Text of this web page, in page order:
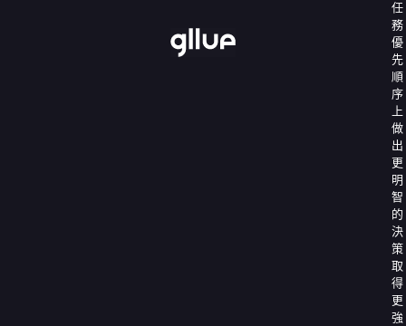
任
務
優
先
順
序
上
做
出
更
明
智
的
決
策
取
得
更
強